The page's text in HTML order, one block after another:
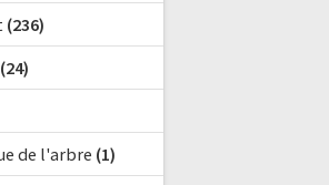
(236)
(24)
de l'arbre (1)